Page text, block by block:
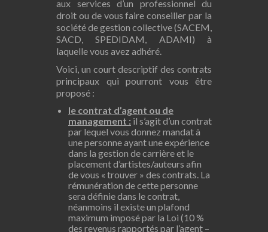
aux services d’un professionnel du
droit ou de vous faire conseiller par la
société de gestion collective (SACEM,
SACD, SPEDIDAM, ADAMI) à
laquelle vous avez adhéré.
Voici, un court descriptif des contrats
principaux qui pourront vous être
proposé :
le contrat d’agent ou de
management : il s’agit d’un contrat
par lequel vous donnez mandat à
une personne ayant une expérience
dans la gestion de carrière et le
placement d’artistes/auteurs afin
de vous « trouver » des contrats. La
rémunération de cette personne
sera définie dans le contrat,
néanmoins il existe un plafond
maximum imposé par la Loi (10 %
des revenus rapportés par l’agent –